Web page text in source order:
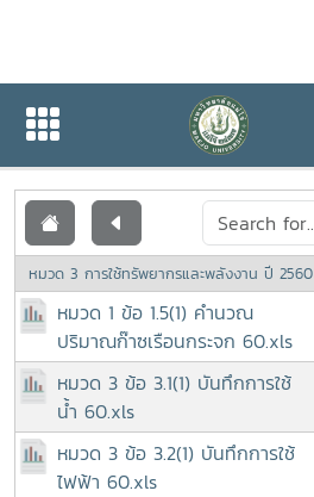
เอกสารเผยแพร่
หมวด 3 การใช้ทรัพยากรและพลังงาน ปี 2560
หมวด 1 ข้อ 1.5(1) คำนวณ
ปริมาณก๊าซเรือนกระจก 60.xls
หมวด 3 ข้อ 3.1(1) บันทึกการใช้
น้ำ 60.xls
หมวด 3 ข้อ 3.2(1) บันทึกการใช้
ไฟฟ้า 60.xls